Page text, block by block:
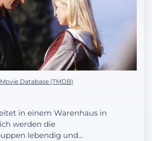
Database (TMDB)
in einem Warenhaus in
werden die
lebendig und